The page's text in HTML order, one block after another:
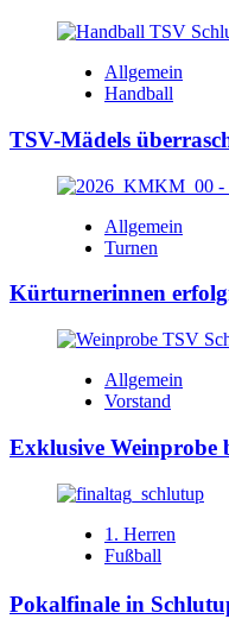
Allgemein
Handball
TSV-Mädels
Allgemein
Turnen
Kürturnerinnen
Allgemein
Vorstand
Exklusive Weinprobe
1. Herren
Fußball
Pokalfinale in